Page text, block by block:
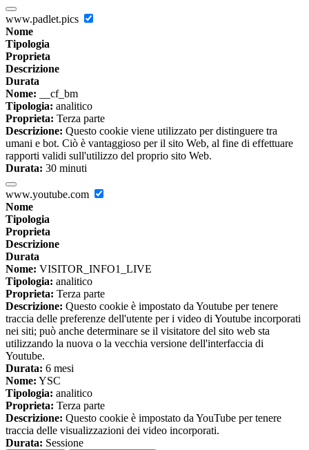
www.padlet.pics
Nome
Tipologia
Proprieta
Descrizione
Durata
Nome: __cf_bm
Tipologia: analitico
Proprieta: Terza parte
Descrizione: Questo cookie viene utilizzato per distinguere tra
umani e bot. Ciò è vantaggioso per il sito Web, al fine di effettuare
rapporti validi sull'utilizzo del proprio sito Web.
Durata: 30 minuti
www.youtube.com
Nome
Tipologia
Proprieta
Descrizione
Durata
Nome: VISITOR_INFO1_LIVE
Tipologia: analitico
Proprieta: Terza parte
Descrizione: Questo cookie è impostato da Youtube per tenere
traccia delle preferenze dell'utente per i video di Youtube incorporati
nei siti; può anche determinare se il visitatore del sito web sta
utilizzando la nuova o la vecchia versione dell'interfaccia di
Youtube.
Durata: 6 mesi
Nome: YSC
Tipologia: analitico
Proprieta: Terza parte
Descrizione: Questo cookie è impostato da YouTube per tenere
traccia delle visualizzazioni dei video incorporati.
Durata: Sessione